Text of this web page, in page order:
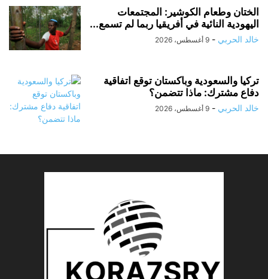
الختان وطعام الكوشير: المجتمعات
اليهودية النائية في أفريقيا ربما لم تسمع...
خالد الحربي - 9 أغسطس، 2026
تركيا والسعودية وباكستان توقع اتفاقية
دفاع مشترك: ماذا تتضمن؟
خالد الحربي - 9 أغسطس، 2026